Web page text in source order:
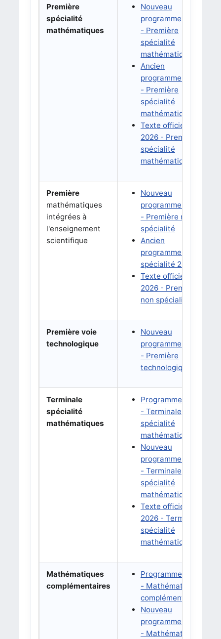
Première
spécialité
mathématiques
Nouveau
programme 2026
- Première
spécialité
mathématiques
Ancien
programme 2019
- Première
spécialité
mathématiques
Texte officiel BO
2026 - Première
spécialité
mathématiques
Première
mathématiques
intégrées à
l'enseignement
scientifique
Nouveau
programme 2026
- Première non
spécialité
Ancien
programme non
spécialité 2022
Texte officiel BO
2026 - Première
non spécialité
Première voie
technologique
Nouveau
programme 2026
- Première
technologique
Terminale
spécialité
mathématiques
Programme 2019
- Terminale
spécialité
mathématiques
Nouveau
programme 2027
- Terminale
spécialité
mathématiques
Texte officiel BO
2026 - Terminale
spécialité
mathématiques
Mathématiques
complémentaires
Programme 2019
- Mathématiques
complémentaires
Nouveau
programme 2027
- Mathématiques